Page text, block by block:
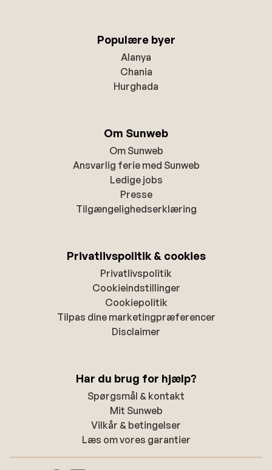
Populære byer
Alanya
Chania
Hurghada
Om Sunweb
Om Sunweb
Ansvarlig ferie med Sunweb
Ledige jobs
Presse
Tilgængelighedserklæring
Privatlivspolitik & cookies
Privatlivspolitik
Cookieindstillinger
Cookiepolitik
Tilpas dine marketingpræferencer
Disclaimer
Har du brug for hjælp?
Spørgsmål & kontakt
Mit Sunweb
Vilkår & betingelser
Læs om vores garantier